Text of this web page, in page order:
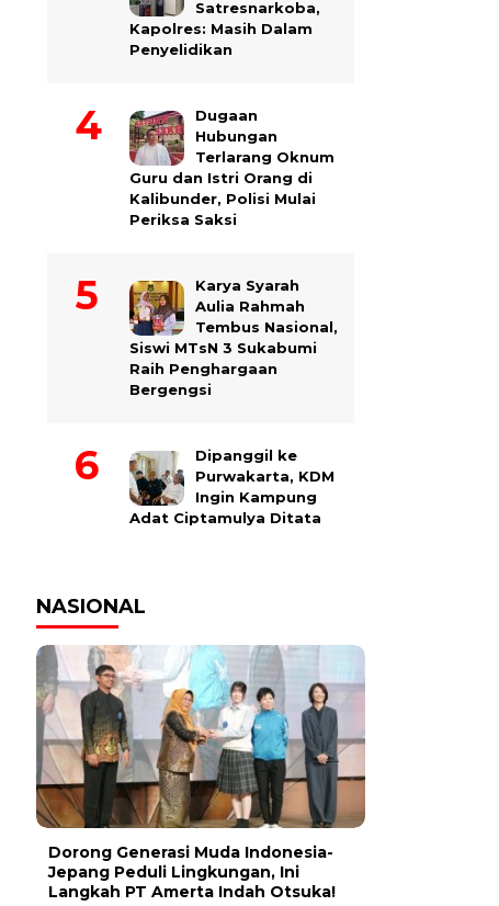
Satresnarkoba,
Kapolres: Masih Dalam
Penyelidikan
Dugaan
Hubungan
Terlarang Oknum
Guru dan Istri Orang di
Kalibunder, Polisi Mulai
Periksa Saksi
Karya Syarah
Aulia Rahmah
Tembus Nasional,
Siswi MTsN 3 Sukabumi
Raih Penghargaan
Bergengsi
Dipanggil ke
Purwakarta, KDM
Ingin Kampung
Adat Ciptamulya Ditata
NASIONAL
Dorong Generasi Muda Indonesia-
Jepang Peduli Lingkungan, Ini
Langkah PT Amerta Indah Otsuka!